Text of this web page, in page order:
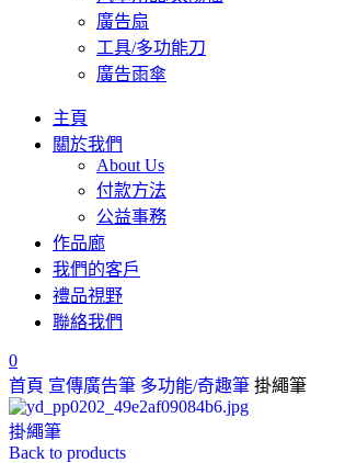
廣告扇
工具/多功能刀
廣告雨傘
主頁
關於我們
About Us
付款方法
公益事務
作品廊
我們的客戶
禮品視野
聯絡我們
0
首頁 宣傳廣告筆 多功能/奇趣筆 掛繩筆
掛繩筆
Back to products